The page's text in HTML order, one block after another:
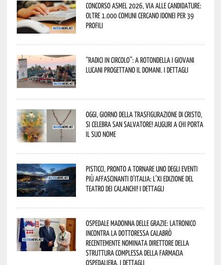
Concorso Asmel 2026, via alle candidature:
oltre 1.000 Comuni cercano idonei per 39
profili
“Radici in Circolo”: a Rotondella i giovani
lucani progettano il domani. I dettagli
Oggi, giorno della Trasfigurazione di Cristo,
si celebra San Salvatore! Auguri a chi porta
il suo nome
Pisticci, pronto a tornare uno degli eventi
più affascinanti d’Italia: l’XI edizione del
Teatro dei Calanchi! I dettagli
Ospedale Madonna delle Grazie: Latronico
incontra la dottoressa Calabrò
recentemente nominata Direttore della
Struttura Complessa della Farmacia
Ospedaliera. I dettagli